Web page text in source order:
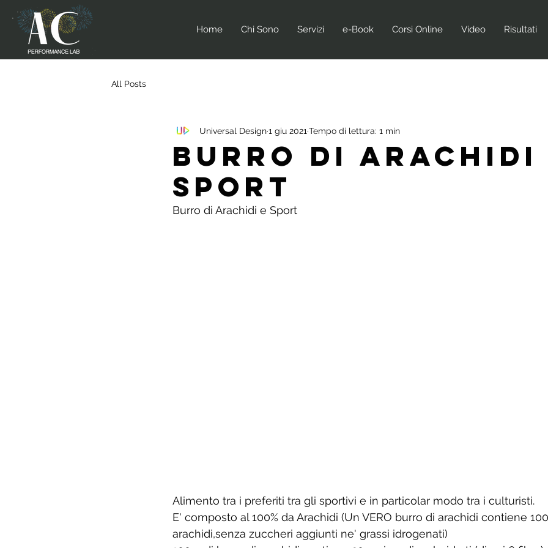
Home Chi Sono Servizi e-Book Corsi Online Video Risultati
All Posts
Burro di Arachidi
Sport
Universal Design1 giu 2021 Tempo di lettura: 1 min
Burro di Arachidi e Sport
Alimento tra i preferiti tra gli sportivi e in particolar modo tra i culturisti.
E' composto al 100% da Arachidi (Un VERO burro di arachidi contiene
arachidi,senza zuccheri aggiunti ne' grassi idrogenati)